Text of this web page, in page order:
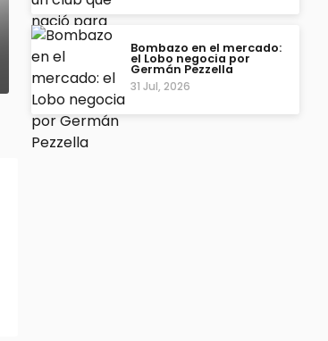
Bombazo en el mercado:
el Lobo negocia por
Germán Pezzella
31 Jul, 2026